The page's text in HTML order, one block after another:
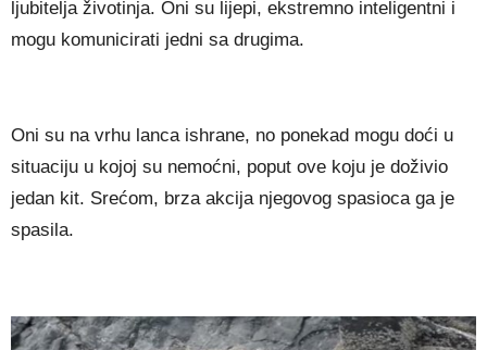
ljubitelja životinja. Oni su lijepi, ekstremno inteligentni i
mogu komunicirati jedni sa drugima.
Oni su na vrhu lanca ishrane, no ponekad mogu doći u
situaciju u kojoj su nemoćni, poput ove koju je doživio
jedan kit. Srećom, brza akcija njegovog spasioca ga je
spasila.